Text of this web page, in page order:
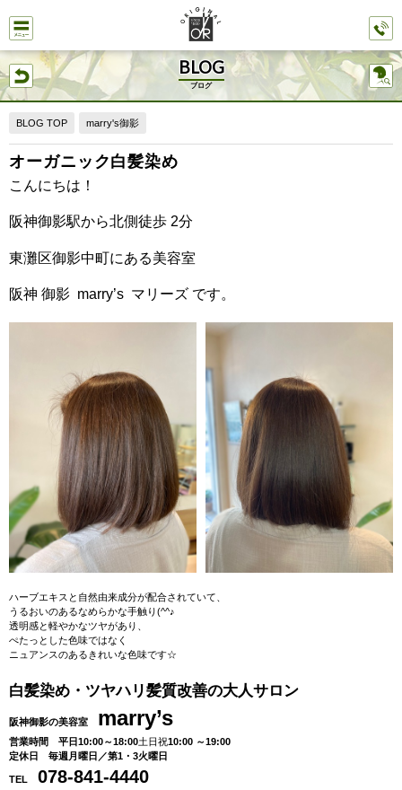
BLOG
ブログ
BLOG TOP marry's御影
オーガニック白髪染め
こんにちは！
阪神御影駅から北側徒歩 2分
東灘区御影中町にある美容室
阪神 御影 marry’s マリーズ です。
ハーブエキスと自然由来成分が配合されていて、
うるおいのあるなめらかな手触り(^^♪
透明感と軽やかなツヤがあり、
ぺたっとした色味ではなく
ニュアンスのあるきれいな色味です☆
白髪染め・ツヤハリ髪質改善の大人サロン
阪神御影の美容室 marry’s
営業時間 平日10:00～18:00土日祝10:00 ～19:00
定休日 毎週月曜日／第1・3火曜日
TEL 078-841-4440